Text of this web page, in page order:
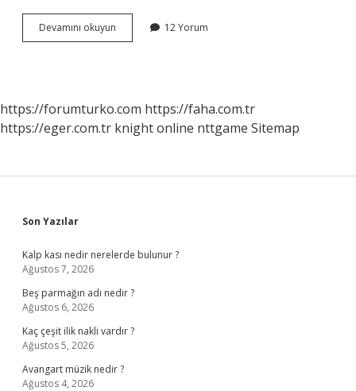
Devamını okuyun
Kaç
12 Yorum
https://forumturko.com https://faha.com.tr
https://eger.com.tr knight online nttgame Sitemap
Sidebar
Son Yazılar
Kalp kası nedir nerelerde bulunur ?
Ağustos 7, 2026
Beş parmağın adı nedir ?
Ağustos 6, 2026
Kaç çeşit ilik nakli vardır ?
Ağustos 5, 2026
Avangart müzik nedir ?
Ağustos 4, 2026